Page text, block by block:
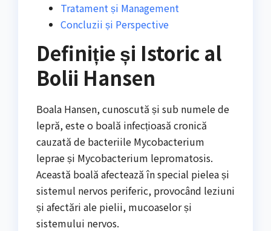
Tratament și Management
Concluzii și Perspective
Definiție și Istoric al
Bolii Hansen
Boala Hansen, cunoscută și sub numele de
lepră, este o boală infecțioasă cronică
cauzată de bacteriile Mycobacterium
leprae și Mycobacterium lepromatosis.
Această boală afectează în special pielea și
sistemul nervos periferic, provocând leziuni
și afectări ale pielii, mucoaselor și
sistemului nervos.